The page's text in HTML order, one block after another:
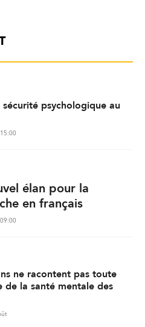
psychologique au
élan pour la
en français
ne racontent pas toute
de la santé mentale des